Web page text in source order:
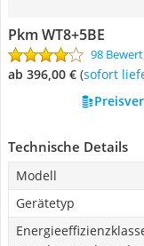
Pkm WT8+5BE
98
ab 396,00 € ( Sofort
Technische Details
Modell
Gerätetyp